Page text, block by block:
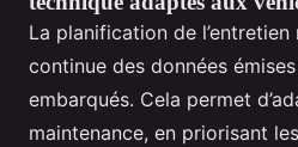
La planification de l’entretien
continue des données
embarqués. Cela permet
maintenance, en priorisant